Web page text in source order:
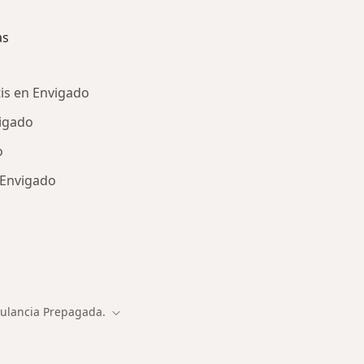
en Envigado
Prepagada. Cambiar de ciudad